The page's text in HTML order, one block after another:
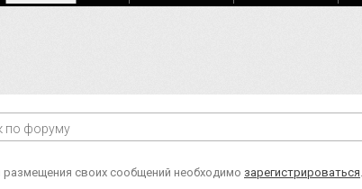
размещения своих сообщений необходимо зарегистрироваться